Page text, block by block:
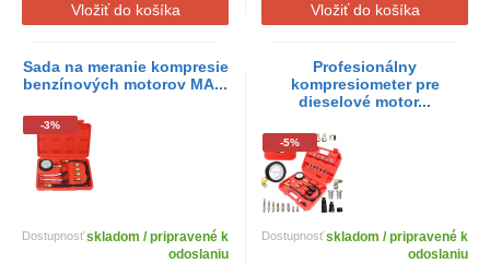
Vložiť do košíka Vložiť do košíka
Sada na meranie kompresie
benzínových motorov MA...
-3%
Dostupnosťskladom / pripravené k
odoslaniu
Profesionálny
kompresiometer pre
dieselové motor...
-5%
Dostupnosťskladom / pripravené k
odoslaniu